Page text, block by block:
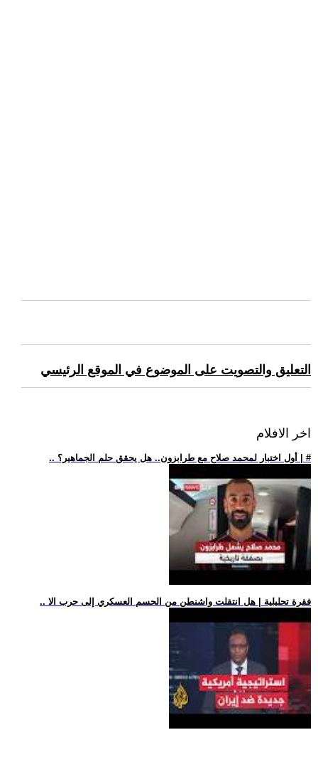
التعليق والتصويت على الموضوع في الموقع الرئيسي
اخر الافلام
.. أول اختبار لمحمد صلاح مع طرابزون.. هل يحقق حلم الجماهير؟ | #
.. فقرة تحليلية | هل انتقلت واشنطن من الحسم العسكري إلى حرب الا